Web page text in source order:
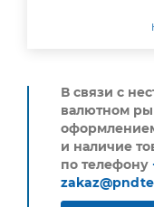
В связи с
валютном
и наличие
по телефону